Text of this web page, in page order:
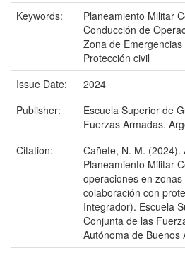
Keywords:
Planeamiento Militar
Conducción de
Zona de Emergencias
Protección civil
Issue Date:
2024
Publisher:
Escuela Superior de
Fuerzas Armadas.
Citation:
Cañete, N. M. (2024).
Planeamiento Militar
operaciones en
colaboración con
Integrador). Escuela
Conjunta de las
Autónoma de Buenos